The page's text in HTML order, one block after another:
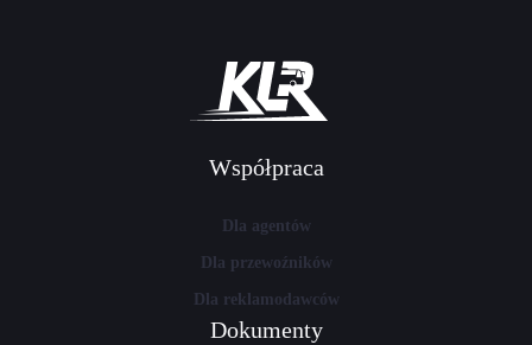
Współpraca
Dla agentów
Dla przewoźników
Dla reklamodawców
Dokumenty